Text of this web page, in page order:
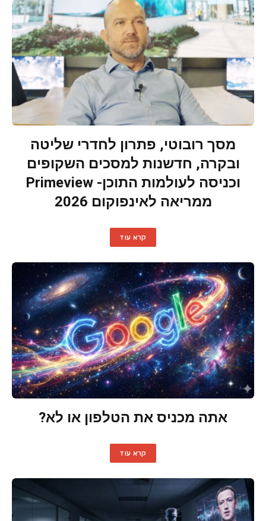
מסך רובוטי, פתרון לחדרי שליטה
ובקרה, חדשנות למסכים השקופים
וכניסה לעולמות התוכן- Primeview
ממריאה לאינפוקום 2026
קרא עוד
אתה מכניס את הטלפון או לא?
קרא עוד